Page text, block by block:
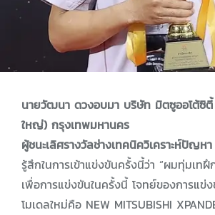
นายวัฒนา ดวงอบมา บริษัท มิตซูออโต้ซิ
ใหญ่) กรุงเทพมหานคร
ผู้ชนะเลิศรางวัลช่างเทคนิควิเคราะห์ปัญหา
รู้สึกในการเข้าแข่งขันครั้งนี้ว่า “ผมทุ่มเท
เพื่อการแข่งขันในครั้งนี้ โจทย์ของการแข่
โมเดลใหม่คือ NEW MITSUBISHI